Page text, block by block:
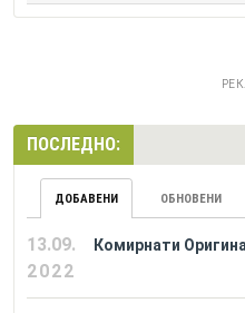
ПОСЛЕДНО:
ДОБАВЕНИ ОБНОВЕНИ
13.09.
2022
Комирнати